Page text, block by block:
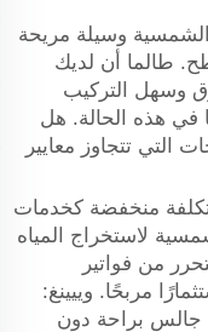
الشمسية وسيلة مريحة
طالما أن لديك
وسهل التركيب
في هذه الحالة. هل
التي تتجاوز معايير
منخفضة كخدمات
لاستخراج المياه
من فواتير
مربحًا. وييينغ:
جالس براحة دون